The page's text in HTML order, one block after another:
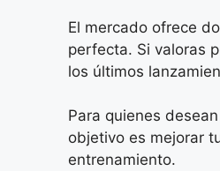
El mercado ofrece
perfecta. Si valoras
los últimos
Para quienes
objetivo es mejorar
entrenamiento.